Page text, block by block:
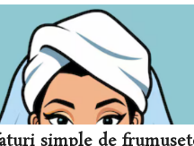
simple de